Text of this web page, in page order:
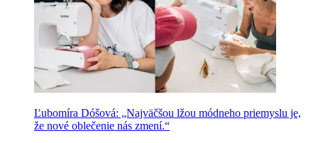
Ľubomíra Dóšová: „Najväčšou lžou módneho priemyslu je,
že nové oblečenie nás zmení.“